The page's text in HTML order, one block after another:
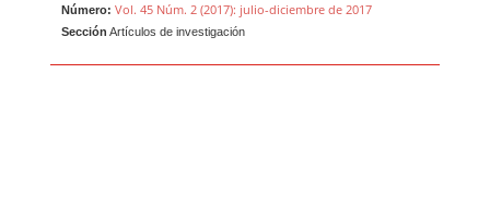
Número: Vol. 45 Núm. 2 (2017): julio-diciembre de 2017
Sección Artículos de investigación